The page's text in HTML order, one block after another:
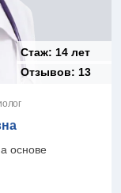
Стаж: 14 лет
Отзывов: 13
основе